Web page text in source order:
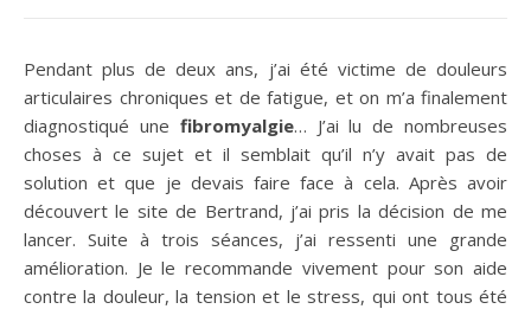
Pendant plus de deux ans, j’ai été victime de douleurs
articulaires chroniques et de fatigue, et on m’a finalement
diagnostiqué une fibromyalgie… J’ai lu de nombreuses
choses à ce sujet et il semblait qu’il n’y avait pas de
solution et que je devais faire face à cela. Après avoir
découvert le site de Bertrand, j’ai pris la décision de me
lancer. Suite à trois séances, j’ai ressenti une grande
amélioration. Je le recommande vivement pour son aide
contre la douleur, la tension et le stress, qui ont tous été